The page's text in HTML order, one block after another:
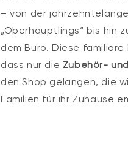
– von der
„Oberhäuptlings“ bis hin
dem Büro. Diese
dass nur die Zubehör-
den Shop gelangen, die
Familien für ihr Zuhause